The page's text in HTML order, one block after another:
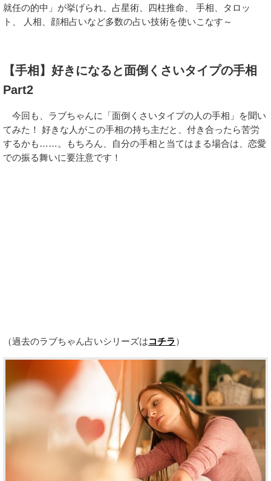
就任の的中」が挙げられ、占星術、四柱推命、 手相、タロッ
ト、 人相、顔相占いなど多数の占い技術を使いこなす～
【手相】好きになると面倒くさいタイプの手相
Part2
今回も、ラブちゃんに「面倒くさいタイプの人の手相」を聞い
てみた！ 好きな人がこの手相の持ち主だと、付き合ったら苦労
するかも……。もちろん、自分の手相と当てはまる場合は、恋愛
での振る舞いに要注意です！
（過去のラブちゃん占いシリーズはコチラ ）